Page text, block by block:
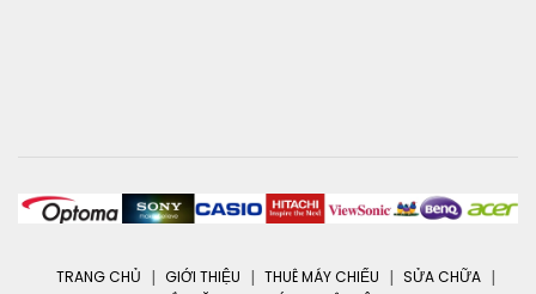
TRANG CHỦ GIỚI THIỆU THUÊ MÁY CHIẾU
SỬA CHỮA